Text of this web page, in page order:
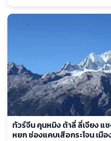
ทัวร์จีน คุนหมิง ต้าลี่ ลี่เจียง แ
หยก ช่องแคบเสือกระโจน เมื